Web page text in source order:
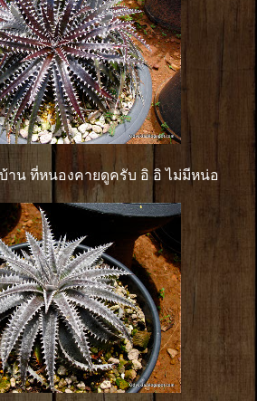
าน ที่หนองคายดูครับ อิ อิ ไม่มีหน่อ